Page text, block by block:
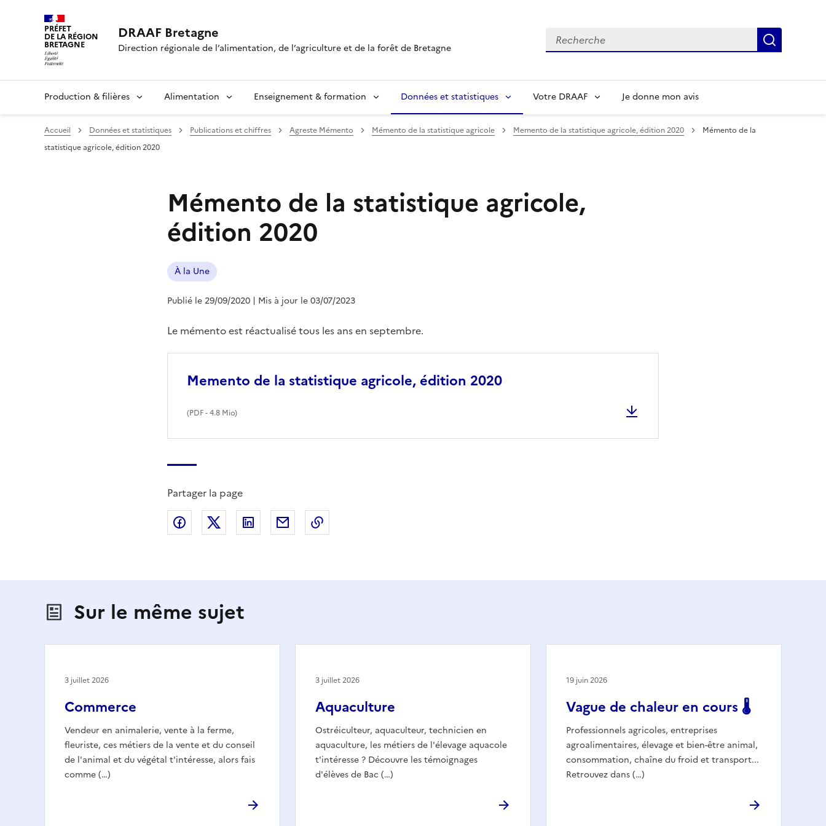
PRÉFET
DE LA RÉGION
BRETAGNE
DRAAF Bretagne
Direction régionale de l’alimentation, de l’agriculture et de la forêt de Bretagne
Recherche
Production & filières Alimentation Enseignement & formation Données et statistiques Votre DRAAF Je donne mon avis
Accueil Données et statistiques Publications et chiffres Agreste Mémento Mémento de la statistique agricole Memento de la statistique agricole, édition 2020
Mémento de la
statistique agricole, édition 2020
Mémento de la statistique agricole,
édition 2020
À la Une
Publié le 29/09/2020 | Mis à jour le 03/07/2023
Le mémento est réactualisé tous les ans en septembre.
Memento de la statistique agricole, édition 2020
(PDF- 4.8 Mio)
Partager la page
Partager sur Facebook
Partager sur X (anciennement Twitter)
Partager sur LinkedIn
Partager par email
Sur le même sujet
Commerce
Vendeur en animalerie, vente à la ferme,
fleuriste, ces métiers de la vente et du conseil
de l'animal et du végétal t'intéresse, alors fais
comme (…)
3 juillet 2026
Aquaculture
Ostréiculteur, aquaculteur, technicien en
aquaculture, les métiers de l'élevage aquacole
t'intéresse ? Découvre les témoignages
d'élèves de Bac (…)
3 juillet 2026
Vague de chaleur en cours 🌡️
Professionnels agricoles, entreprises
agroalimentaires, élevage et bien-être animal,
consommation, chaîne du froid et transport...
Retrouvez dans (…)
19 juin 2026